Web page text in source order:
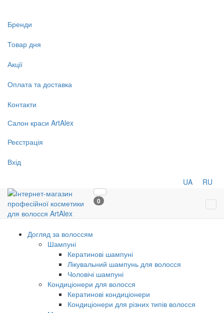
Бренди
Товар дня
Акції
Оплата та доставка
Контакти
Салон краси ArtAlex
Реєстрація
Вхід
UA RU
0
Догляд за волоссям
Шампуні
Кератинові шампуні
Лікувальний шампунь для волосся
Чоловічі шампуні
Кондиціонери для волосся
Кератинові кондиціонери
Кондиціонери для різних типів волосся